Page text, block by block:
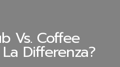
Vs. Coffee
Differenza?